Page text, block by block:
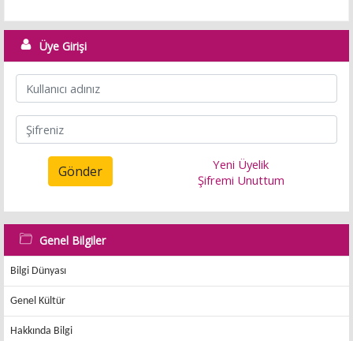
Üye Girişi
Gönder
Yeni Üyelik
Şifremi Unuttum
Genel Bilgiler
Bilgi Dünyası
Genel Kültür
Hakkında Bilgi